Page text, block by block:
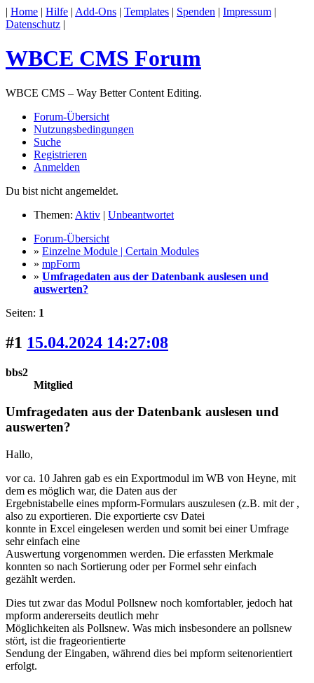
| Home | Hilfe | Add-Ons | Templates | Spenden | Impressum |
Datenschutz |
WBCE CMS Forum
WBCE CMS – Way Better Content Editing.
Forum-Übersicht
Nutzungsbedingungen
Suche
Registrieren
Anmelden
Du bist nicht angemeldet.
Themen: Aktiv | Unbeantwortet
Forum-Übersicht
» Einzelne Module | Certain Modules
» mpForm
» Umfragedaten aus der Datenbank auslesen und
auswerten?
Seiten: 1
#1 15.04.2024 14:27:08
bbs2
Mitglied
Umfragedaten aus der Datenbank auslesen und
auswerten?
Hallo,
vor ca. 10 Jahren gab es ein Exportmodul im WB von Heyne, mit
dem es möglich war, die Daten aus der
Ergebnistabelle eines mpform-Formulars auszulesen (z.B. mit der ,
also zu exportieren. Die exportierte csv Datei
konnte in Excel eingelesen werden und somit bei einer Umfrage
sehr einfach eine
Auswertung vorgenommen werden. Die erfassten Merkmale
konnten so nach Sortierung oder per Formel sehr einfach
gezählt werden.
Dies tut zwar das Modul Pollsnew noch komfortabler, jedoch hat
mpform andererseits deutlich mehr
Möglichkeiten als Pollsnew. Was mich insbesondere an pollsnew
stört, ist die frageorientierte
Sendung der Eingaben, während dies bei mpform seitenorientiert
erfolgt.